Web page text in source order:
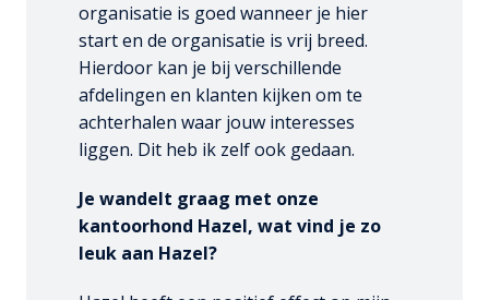
organisatie is goed wanneer je hier
start en de organisatie is vrij breed.
Hierdoor kan je bij verschillende
afdelingen en klanten kijken om te
achterhalen waar jouw interesses
liggen. Dit heb ik zelf ook gedaan.
Je wandelt graag met onze
kantoorhond Hazel, wat vind je zo
leuk aan Hazel?